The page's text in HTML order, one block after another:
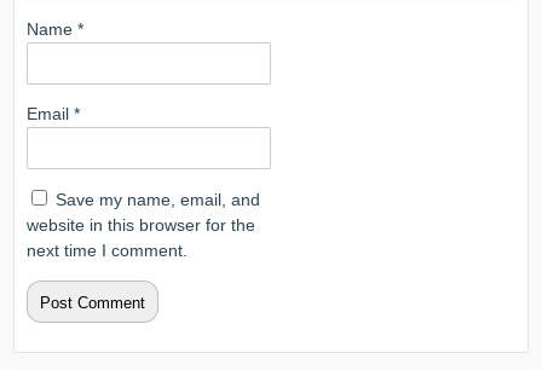
Name*
Email*
Save my name, email, and
website in this browser for the
next time I comment.